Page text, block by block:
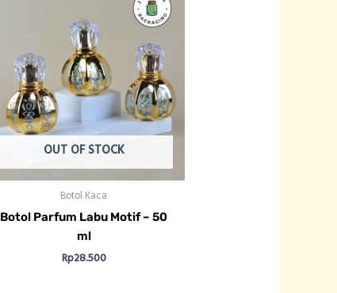
OUT OF STOCK
Botol Kaca
Botol Parfum Labu Motif – 50
ml
Rp28.500